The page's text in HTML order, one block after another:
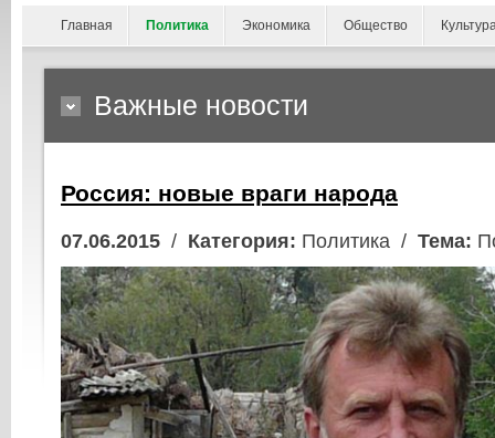
Главная Политика Экономика Общество
Важные новости
Россия: новые враги народа
07.06.2015 / Категория: Политика / Тема: